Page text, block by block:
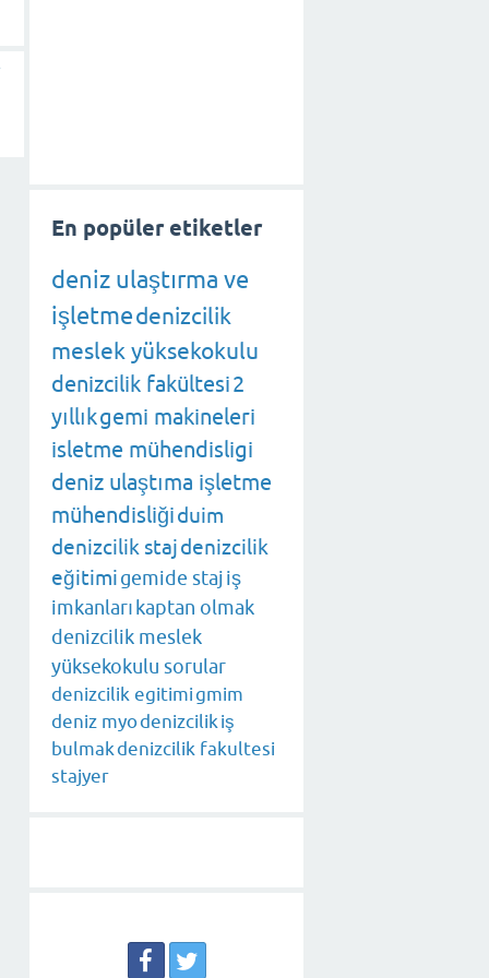
En popüler etiketler
deniz ulaştırma ve
işletmedenizcilik
meslek yüksekokulu
denizcilik fakültesi2
yıllıkgemi makineleri
isletme mühendisligi
deniz ulaştıma işletme
mühendisliğiduim
denizcilik stajdenizcilik
eğitimigemide stajiş
imkanlarıkaptan olmak
denizcilik meslek
yüksekokulu sorular
denizcilik egitimigmim
deniz myodenizcilikiş
bulmakdenizcilik fakultesi
stajyer